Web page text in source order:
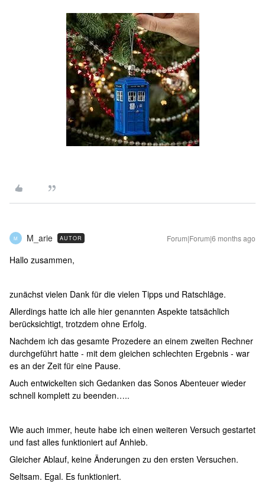
M M_arie AUTOR Forum|Forum|6 months ago
Hallo zusammen,
zunächst vielen Dank für die vielen Tipps und Ratschläge.
Allerdings hatte ich alle hier genannten Aspekte tatsächlich
berücksichtigt, trotzdem ohne Erfolg.
Nachdem ich das gesamte Prozedere an einem zweiten Rechner
durchgeführt hatte - mit dem gleichen schlechten Ergebnis - war
es an der Zeit für eine Pause.
Auch entwickelten sich Gedanken das Sonos Abenteuer wieder
schnell komplett zu beenden…..
Wie auch immer, heute habe ich einen weiteren Versuch gestartet
und fast alles funktioniert auf Anhieb.
Gleicher Ablauf, keine Änderungen zu den ersten Versuchen.
Seltsam. Egal. Es funktioniert.